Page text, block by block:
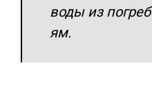
воды из
ям.